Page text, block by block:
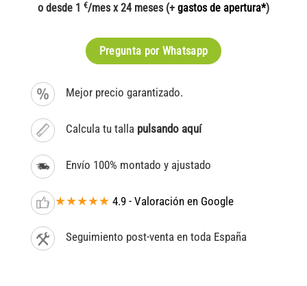
o desde 1 €/mes x 24 meses (+ gastos de apertura*)
Pregunta por Whatsapp
Mejor precio garantizado.
Calcula tu talla pulsando aquí
Envío 100% montado y ajustado
★★★★★ 4.9 - Valoración en Google
Seguimiento post-venta en toda España